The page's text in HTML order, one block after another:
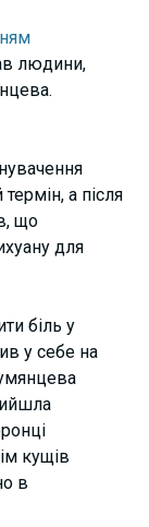
людини,
а після
що
для
біль у
у себе на
кущів
в